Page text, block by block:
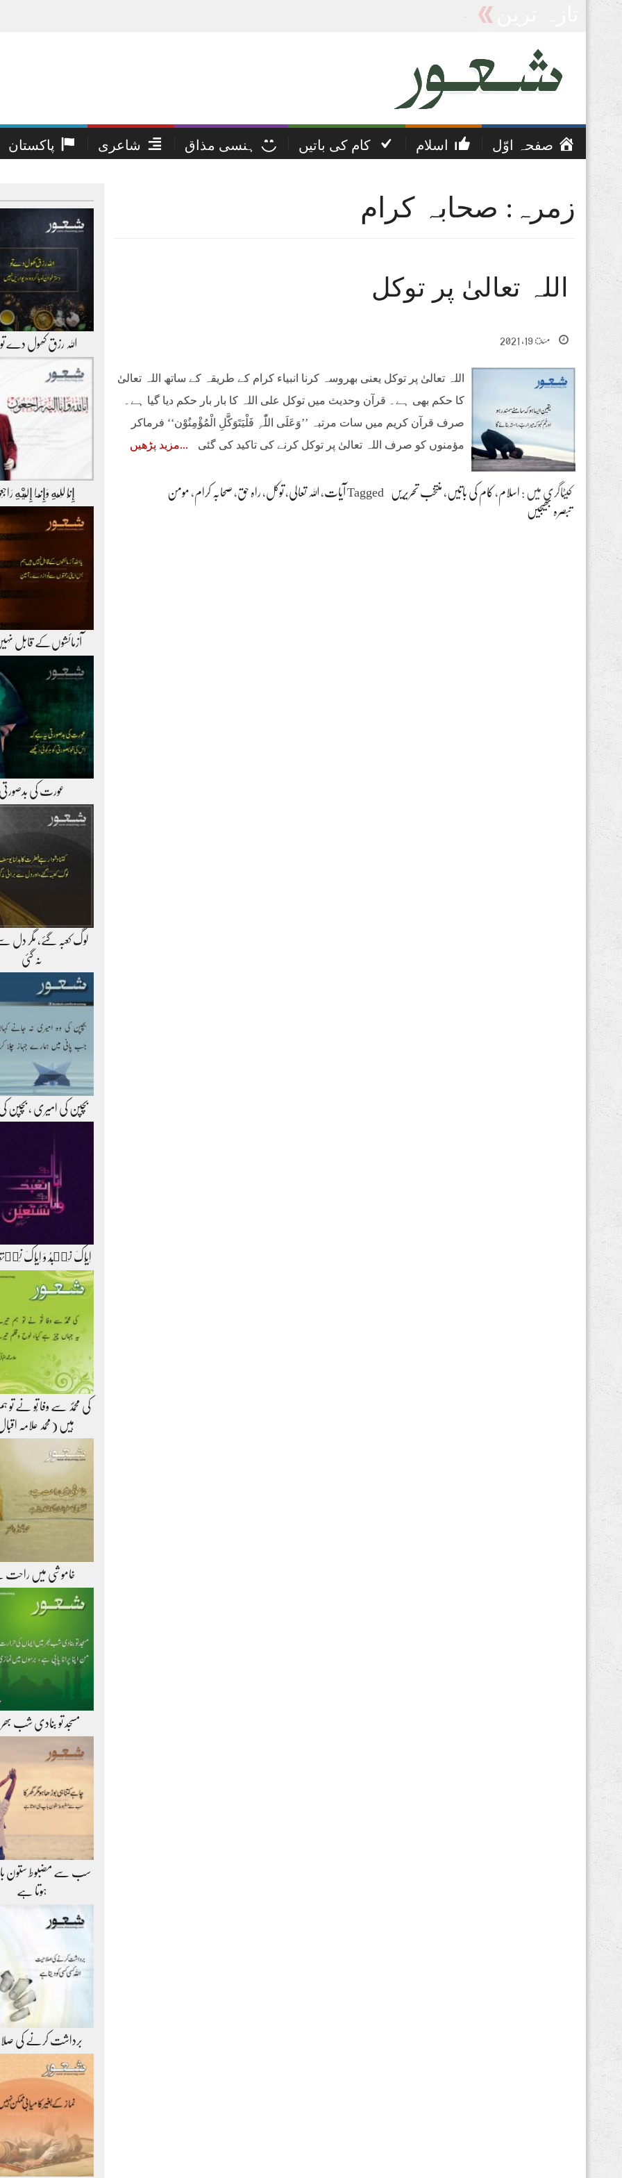
صفحہ اوّل اسلام کام کی باتیں ہنسی مذاق شاعری پاکستان
اللہ رزق کھول دے
إِنَّا لِلّهِ وَإِنَّـا إِلَيْهِ
آزمائشوں‌کے قابل
عورت کی
لوگ کعبہ گئے، مگر دل
نہ گئی
بچپن کی امیری ، بچپن
اِیَّاکَ نَعۡبُدُ وَ اِیَّاکَ
کی محمّدؐ سے وفا تُو نے تو
ہیں (محمد علامہ
خاموشی میں
مسجد تو بنادی شب
سب سے مضبوط ستون
ہوتا ہے
برداشت کرنے کی
زمرہ: صحابہ کرام
اللہ تعالیٰ پر توکل
مئ 19, 2021
اللہ تعالیٰ پر توکل یعنی بھروسہ کرنا انبیاء کرام کے طریقہ کے ساتھ اللہ تعالیٰ
کا حکم بھی ہے۔ قرآن وحدیث میں توکل علی اللہ کا بار بار حکم دیا گیا ہے۔
صرف قرآن کریم میں سات مرتبہ ’’وَعَلَی اللّٰہِ فَلْيَتَوَکَّلِ الْمُؤْمِنُوْن‘‘ فرماکر
مؤمنوں کو صرف اللہ تعالیٰ پر توکل کرنے کی تاکید کی گئی
مزید پڑھیں
کیٹاگری میں : اسلام ، کام کی باتیں ، منتخب تحریریں Taggedآیات، اللہ تعالی،توکل، راہ حق، صحابہ کرام ، مومن
تبصرہ بھیجیں